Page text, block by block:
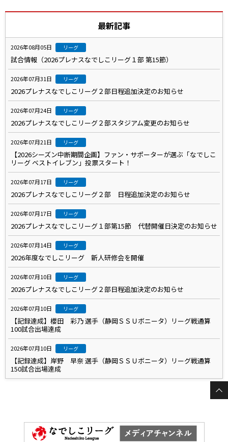
最新記事
2026年08月05日 リーグ
試合情報（2026プレナスなでしこリーグ１部 第15節）
2026年07月31日 リーグ
2026プレナスなでしこリーグ２部日程追加決定のお知らせ
2026年07月24日 リーグ
2026プレナスなでしこリーグ２部スタジアム変更のお知らせ
2026年07月21日 リーグ
【2026シーズン中断期間企画】ファン・サポーターが選ぶ「なでしこ
リーグ ベストイレブン」投票スタート！
2026年07月17日 リーグ
2026プレナスなでしこリーグ２部 日程追加決定のお知らせ
2026年07月17日 リーグ
2026プレナスなでしこリーグ１部第15節 代替開催日決定のお知らせ
2026年07月14日 リーグ
2026年度なでしこリーグ 新人研修会を開催
2026年07月10日 リーグ
2026プレナスなでしこリーグ２部日程追加決定のお知らせ
2026年07月10日 リーグ
【記録達成】櫻田 彩乃 選手（静岡ＳＳＵボニータ）リーグ戦通算
100試合出場達成
2026年07月10日 リーグ
【記録達成】岸野 早奈 選手（静岡ＳＳＵボニータ）リーグ戦通算
150試合出場達成